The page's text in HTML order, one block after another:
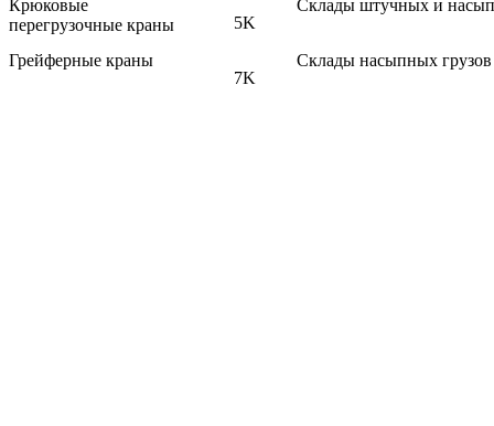
Крюковые
перегрузочные краны
5K
Склады штучных и
Грейферные краны
7K
Склады насыпных грузов